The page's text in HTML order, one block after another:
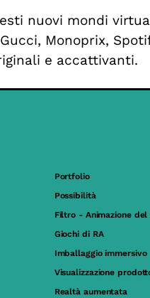
nuovi mondi
Monoprix,
e accattivanti.
Portfolio
Possibilità
Filtro - Animazione del
Giochi di RA
Imballaggio immersivo
Visualizzazione
Realtà aumentata